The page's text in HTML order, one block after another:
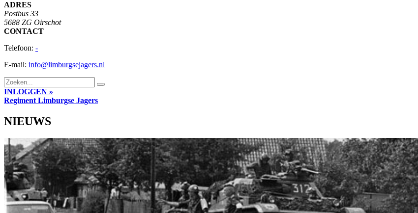
ADRES
Postbus 33
5688 ZG Oirschot
CONTACT
Telefoon: -
E-mail: info@limburgsejagers.nl
INLOGGEN »
Regiment Limburgse Jagers
NIEUWS